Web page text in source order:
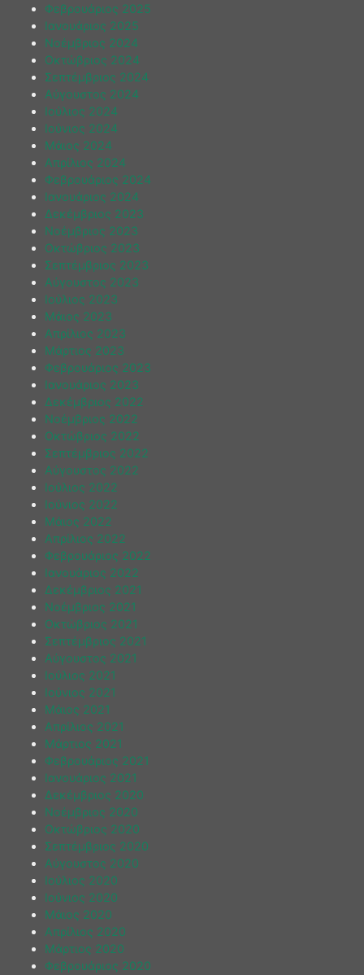
Φεβρουάριος 2025
Ιανουάριος 2025
Νοέμβριος 2024
Οκτώβριος 2024
Σεπτέμβριος 2024
Αύγουστος 2024
Ιούλιος 2024
Ιούνιος 2024
Μάιος 2024
Απρίλιος 2024
Φεβρουάριος 2024
Ιανουάριος 2024
Δεκέμβριος 2023
Νοέμβριος 2023
Οκτώβριος 2023
Σεπτέμβριος 2023
Αύγουστος 2023
Ιούλιος 2023
Μάιος 2023
Απρίλιος 2023
Μάρτιος 2023
Φεβρουάριος 2023
Ιανουάριος 2023
Δεκέμβριος 2022
Νοέμβριος 2022
Οκτώβριος 2022
Σεπτέμβριος 2022
Αύγουστος 2022
Ιούλιος 2022
Ιούνιος 2022
Μάιος 2022
Απρίλιος 2022
Φεβρουάριος 2022
Ιανουάριος 2022
Δεκέμβριος 2021
Νοέμβριος 2021
Οκτώβριος 2021
Σεπτέμβριος 2021
Αύγουστος 2021
Ιούλιος 2021
Ιούνιος 2021
Μάιος 2021
Απρίλιος 2021
Μάρτιος 2021
Φεβρουάριος 2021
Ιανουάριος 2021
Δεκέμβριος 2020
Νοέμβριος 2020
Οκτώβριος 2020
Σεπτέμβριος 2020
Αύγουστος 2020
Ιούλιος 2020
Ιούνιος 2020
Μάιος 2020
Απρίλιος 2020
Μάρτιος 2020
Φεβρουάριος 2020